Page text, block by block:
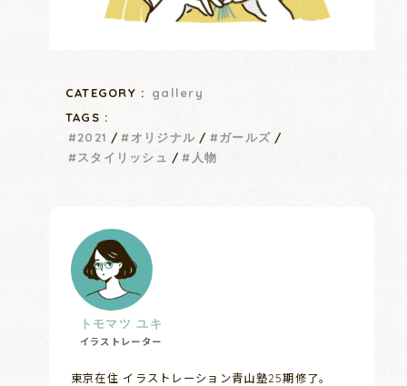
CATEGORY :
gallery
TAGS :
2021
オリジナル
ガールズ
スタイリッシュ
人物
トモマツ ユキ
イラストレーター
東京在住 イラストレーション青山塾25期修了。